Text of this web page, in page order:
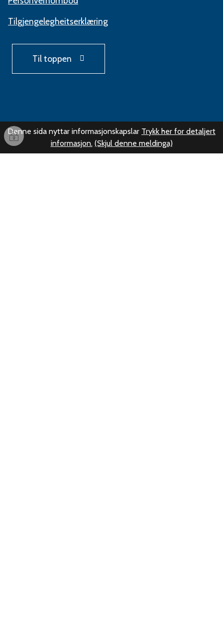
Tilgjengelegheitserklæring
Til toppen
Innlogging
Denne sida nyttar informasjonskapslar Trykk her for detaljert
informasjon. (Skjul denne meldinga)